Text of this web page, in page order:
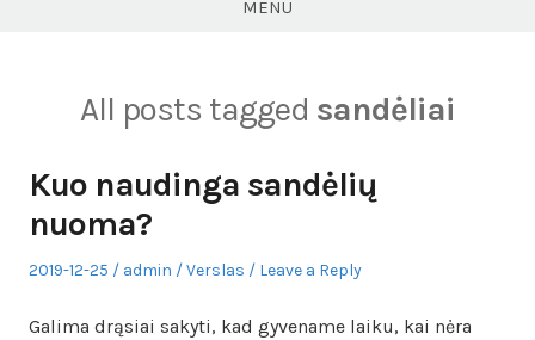
MENU
All posts tagged sandėliai
Kuo naudinga sandėlių
nuoma?
Posted
2019-12-25 Author
admin
Posted
Verslas Leave a Reply
Galima drąsiai sakyti, kad gyvename laiku, kai nėra